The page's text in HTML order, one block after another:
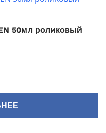
50мл роликовый